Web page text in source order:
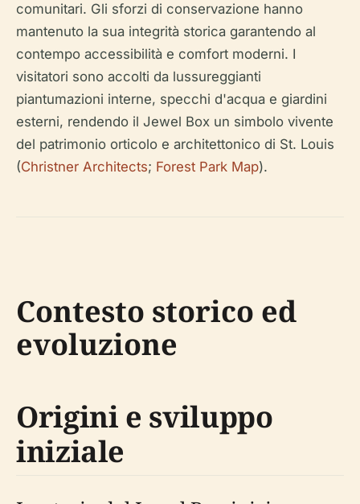
comunitari. Gli sforzi di conservazione hanno
mantenuto la sua integrità storica garantendo al
contempo accessibilità e comfort moderni. I
visitatori sono accolti da lussureggianti
piantumazioni interne, specchi d'acqua e giardini
esterni, rendendo il Jewel Box un simbolo vivente
del patrimonio orticolo e architettonico di St. Louis
(Christner Architects; Forest Park Map).
Contesto storico ed
evoluzione
Origini e sviluppo
iniziale